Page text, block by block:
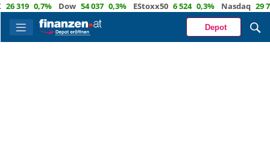
26 319 0,7% Dow 54 037 0,3% EStoxx50 6 524 0,3% Nasdaq 29
Depot